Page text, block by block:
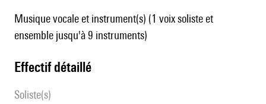
Musique vocale et instrument(s) (1 voix soliste et
ensemble jusqu'à 9 instruments)
effectif détaillé
Soliste(s)